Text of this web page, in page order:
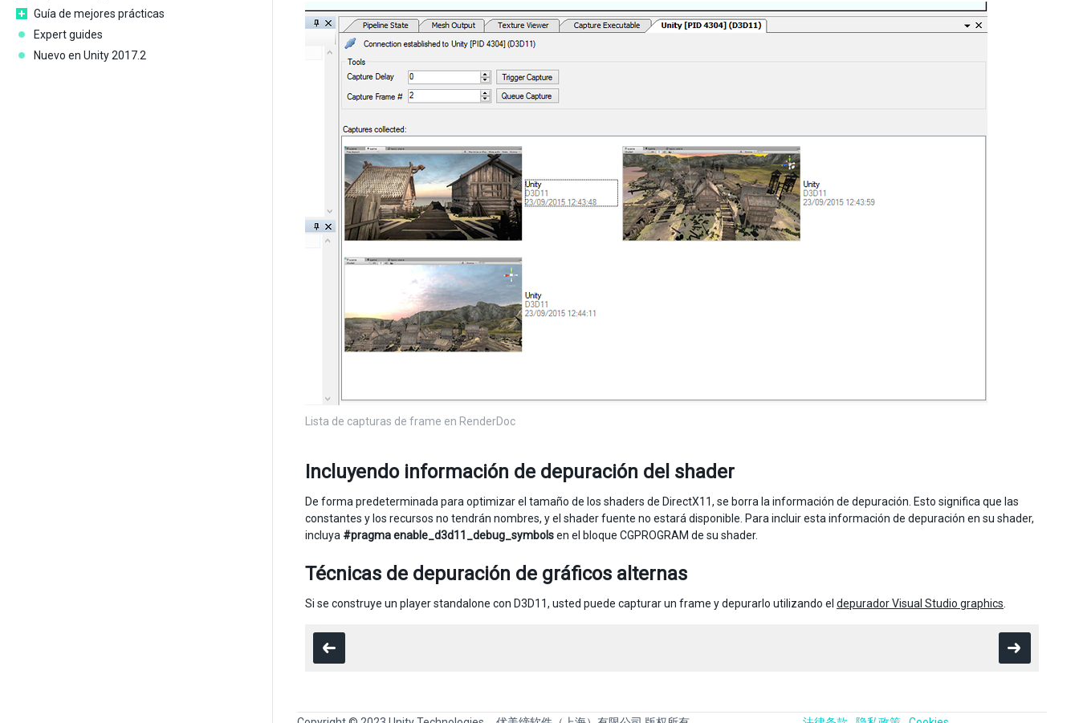
Guía de mejores prácticas
Expert guides
Nuevo en Unity 2017.2
Lista de capturas de frame en RenderDoc
Incluyendo información de depuración del shader
De forma predeterminada para optimizar el tamaño de los shaders de DirectX11, se borra la información de depuración. Esto significa que las
constantes y los recursos no tendrán nombres, y el shader fuente no estará disponible. Para incluir esta información de depuración en su shader,
incluya #pragma enable_d3d11_debug_symbolsen el bloque CGPROGRAM de su shader.
Técnicas de depuración de gráficos alternas
Si se construye un player standalone con D3D11, usted puede capturar un frame y depurarlo utilizando el depurador Visual Studio graphics